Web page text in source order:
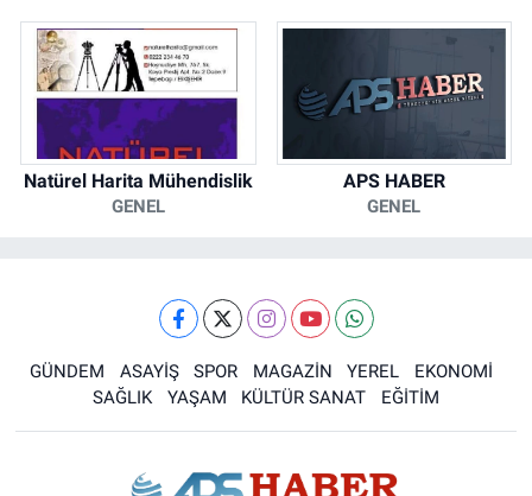
Natürel Harita Mühendislik
GENEL
APS HABER
GENEL
GÜNDEM ASAYİŞ SPOR MAGAZİN YEREL
EKONOMİ
SAĞLIK
YAŞAM KÜLTÜR SANAT EĞİTİM